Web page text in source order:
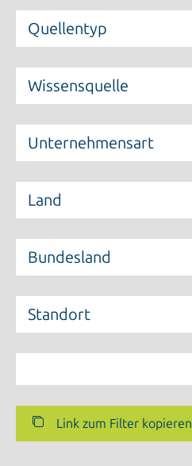
Quellentyp
Wissensquelle
Unternehmensart
Land
Bundesland
Standort
Link zum Filter kopieren